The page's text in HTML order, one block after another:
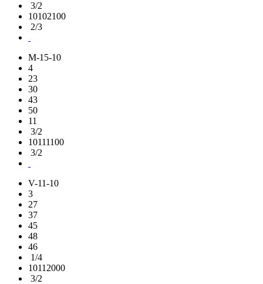
3/2
10102100
2/3
M-15-10
4
23
30
43
50
11
3/2
10111100
3/2
V-11-10
3
27
37
45
48
46
1/4
10112000
3/2